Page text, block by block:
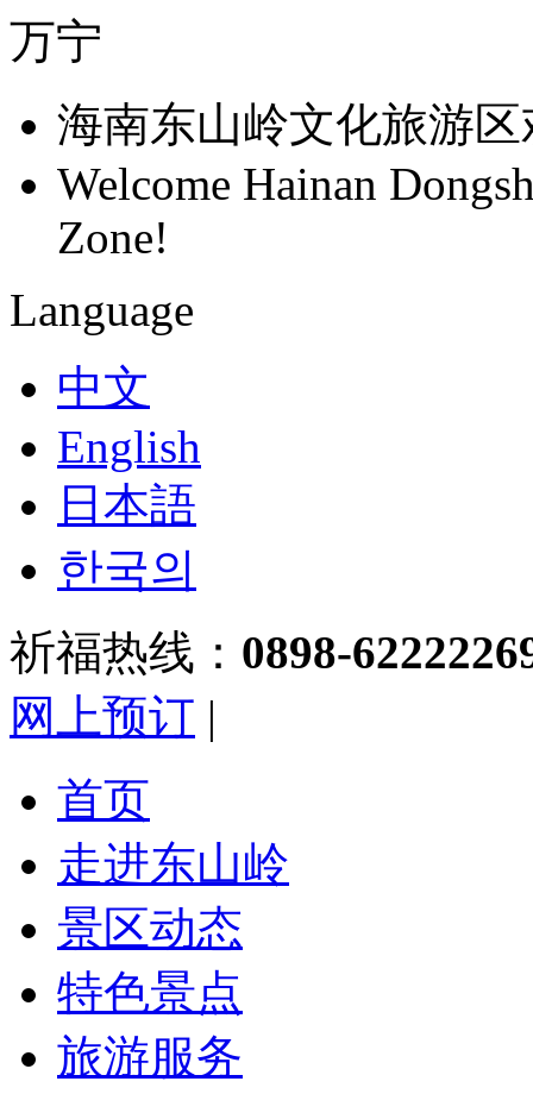
万宁
海南东山岭文化旅游
Welcome Hainan
Zone!
Language
中文
English
日本語
한국의
祈福热线： 0898-
网上预订 |
首页
走进东山岭
景区动态
特色景点
旅游服务